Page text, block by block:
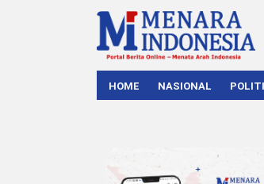
HOME NASIONAL